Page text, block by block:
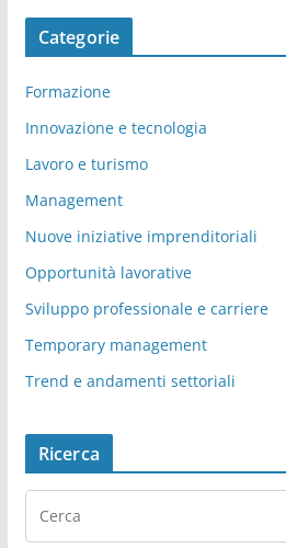
Categorie
Formazione
Innovazione e tecnologia
Lavoro e turismo
Management
Nuove iniziative imprenditoriali
Opportunità lavorative
Sviluppo professionale e carriere
Temporary management
Trend e andamenti settoriali
Ricerca